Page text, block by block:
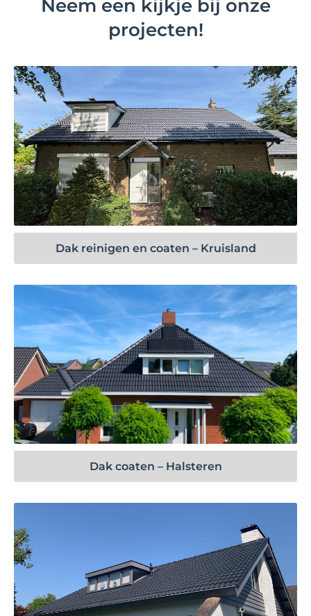
Neem een kijkje bij onze
projecten!
Bekijk project
Dak reinigen en coaten – Kruisland
Bekijk project
Dak coaten – Halsteren